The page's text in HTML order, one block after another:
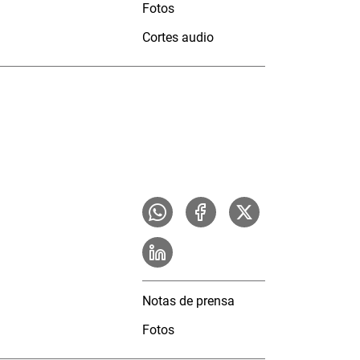
Fotos
Cortes audio
Notas de prensa
Fotos